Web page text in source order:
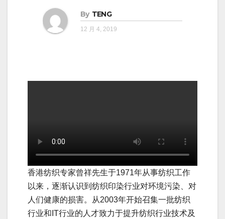
By TENG
12 月 4, 2019
香港纺织专家曾祥先生于1971年从事纺织工作
以来，逐渐认识到纺织印染行业对环境污染、对
人们健康的损害。从2003年开始召集一批纺织
行业和IT行业的人才致力于提升纺织行业技术及